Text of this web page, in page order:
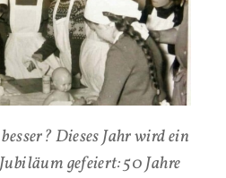
Dieses Jahr wird ein
gefeiert: 50 Jahre